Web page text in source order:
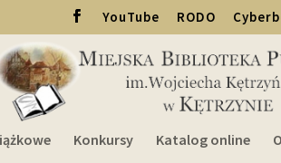
YouTube RODO
Konkursy Katalog online